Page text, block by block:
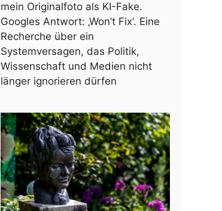
mein Originalfoto als KI-Fake.
Googles Antwort: ‚Won’t Fix‘. Eine
Recherche über ein
Systemversagen, das Politik,
Wissenschaft und Medien nicht
länger ignorieren dürfen